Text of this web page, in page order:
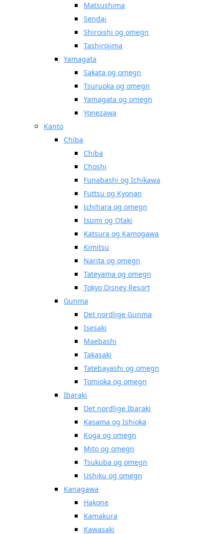
Matsushima
Sendai
Shiroishi og omegn
Tashirojima
Yamagata
Sakata og omegn
Tsuruoka og omegn
Yamagata og omegn
Yonezawa
Kanto
Chiba
Chiba
Choshi
Funabashi og Ichikawa
Futtsu og Kyonan
Ichihara og omegn
Isumi og Otaki
Katsura og Kamogawa
Kimitsu
Narita og omegn
Tateyama og omegn
Tokyo Disney Resort
Gunma
Det nordlige Gunma
Isesaki
Maebashi
Takasaki
Tatebayashi og omegn
Tomioka og omegn
Ibaraki
Det nordlige Ibaraki
Kasama og Ishioka
Koga og omegn
Mito og omegn
Tsukuba og omegn
Ushiku og omegn
Kanagawa
Hakone
Kamakura
Kawasaki